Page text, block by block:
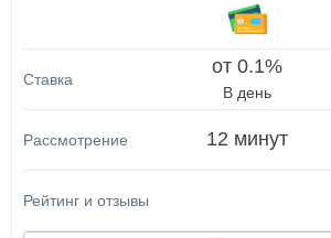
от 0.1%
В день
12 минут